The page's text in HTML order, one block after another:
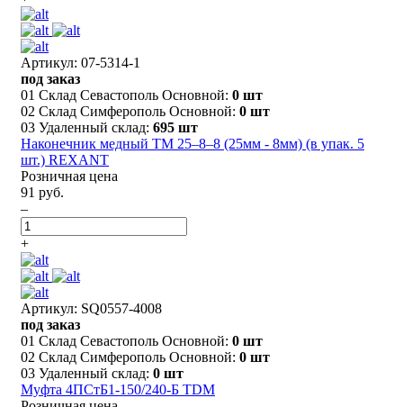
Артикул: 07-5314-1
под заказ
01 Склад Севастополь Основной: 0 шт
02 Склад Симферополь Основной: 0 шт
03 Удаленный склад: 695 шт
Наконечник медный ТМ 25–8–8 (25мм - 8мм) (в упак. 5
шт.) REXANT
Розничная цена
91 руб.
–
+
Артикул: SQ0557-4008
под заказ
01 Склад Севастополь Основной: 0 шт
02 Склад Симферополь Основной: 0 шт
03 Удаленный склад: 0 шт
Муфта 4ПСтБ1-150/240-Б TDM